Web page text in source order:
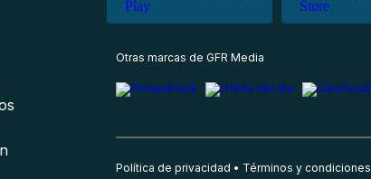
Otras marcas de GFR Media
Política de privacidad Términos y condiciones